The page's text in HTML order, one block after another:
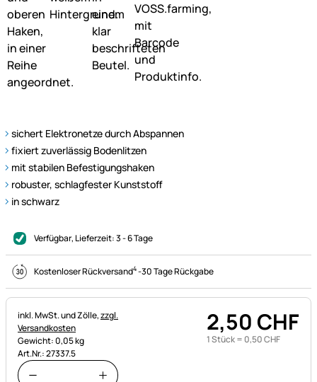
sichert Elektronetze durch Abspannen
fixiert zuverlässig Bodenlitzen
mit stabilen Befestigungshaken
robuster, schlagfester Kunststoff
in schwarz
Verfügbar, Lieferzeit:3 - 6 Tage
Kostenloser Rückversand4-30 Tage Rückgabe
Steuerhinweis:
inkl. MwSt. und Zölle,zzgl.
Versandkosten
Gewicht: 0,05 kg
Art.Nr.: 27337.5
2,50 CHF
1 Stück = 0,50CHF